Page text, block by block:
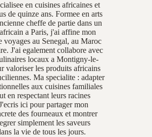
en cuisines africaines et
de quinze ans. Formee en arts
cheffe de partie dans un
a Paris, j'ai affine mon
voyages au Senegal, au Maroc
J'ai egalement collabore avec
locaux a Montigny-le-
valoriser les produits africains
Ma specialite : adapter
aux cuisines familiales
en respectant leurs racines
ici pour partager mon
des fourneaux et montrer
simplement les saveurs
la vie de tous les jours.